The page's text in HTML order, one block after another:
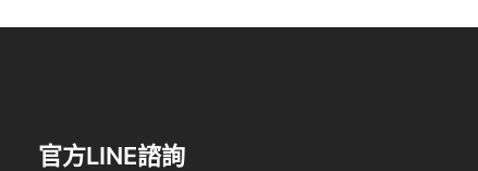
官方LINE諮詢